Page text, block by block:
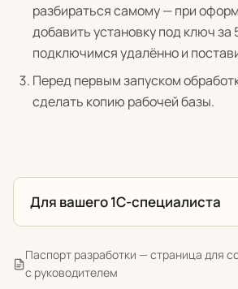
разбираться самому — при
добавить установку под ключ за
подключимся удалённо и
Перед первым запуском
сделать копию рабочей базы.
Для вашего 1С-специалиста
Паспорт разработки — страница для
с руководителем